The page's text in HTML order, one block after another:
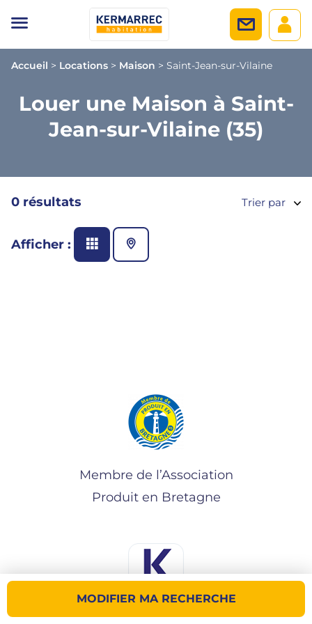
Accueil > Locations > Maison > Saint-Jean-sur-Vilaine
Louer une Maison à Saint-
Jean-sur-Vilaine (35)
MODIFIER MA RECHERCHE
0 résultats Trier par
Afficher :
Membre de l’Association
Produit en Bretagne